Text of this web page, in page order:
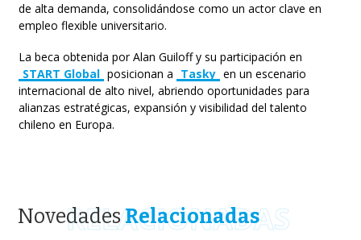
de alta demanda, consolidándose como un actor clave en
empleo flexible universitario.
La beca obtenida por Alan Guiloff y su participación en
START Global posicionan a Tasky en un escenario
internacional de alto nivel, abriendo oportunidades para
alianzas estratégicas, expansión y visibilidad del talento
chileno en Europa.
RELACIONADAS
NovedadesRelacionadas